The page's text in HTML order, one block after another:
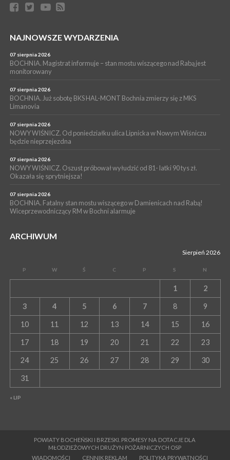
06 sierpnia 2026
BORZĘCIN. Już w najbliższy weekend XIX Borzęckie Święto
PIELGRZYMKA 2026
Z BOCHNI NA JASNĄ GÓRĘ. Drugi dzień wędrówki [ZDJĘCIA]
WYDARZENIA
NASZ NEWS. Powstał Komitet Ochrony Ładu
Przestrzennego Miasta Bochnia. To odpowiedź na działania
magistratu
NAJNOWSZE WYDARZENIA
07 sierpnia 2026
BOCHNIA. Magistrat informuje – stan mostu wiszącego nad Rabą jest
monitorowany
07 sierpnia 2026
BOCHNIA. Już sobotę BKS HAL-MONT Bochnia zmierzy się z MKS
Limanovia
07 sierpnia 2026
NOWY WIŚNICZ. Od poniedziałku ulica Lipnicka w Nowym Wiśniczu
będzie nieprzejezdna
07 sierpnia 2026
NOWY WIŚNICZ. Oszust próbował wyłudzić od 81- latki 90 tys zł.
Okazała się sprytniejsza!
07 sierpnia 2026
BOCHNIA. Fatalny stan mostu wiszącego w Damienicach nad Rabą!
Wiceprzewodniczący RM w Bochni alarmuje
ARCHIWUM
Sierpień 2026
P W Ś C P S N
« LIP
1 2
3 4 5 6 7 8 9
10 11 12 13 14 15 16
17 18 19 20 21 22 23
24 25 26 27 28 29 30
31
POWIATY BOCHEŃSKI I BRZESKI. PROMESY NA DOTACJE DLA
MŁODZIEŻOWYCH DRUŻYN POŻARNICZYCH OSP
WIADOMOŚCI
CENNIK REKLAM POLITYKA PRYWATNOŚCI